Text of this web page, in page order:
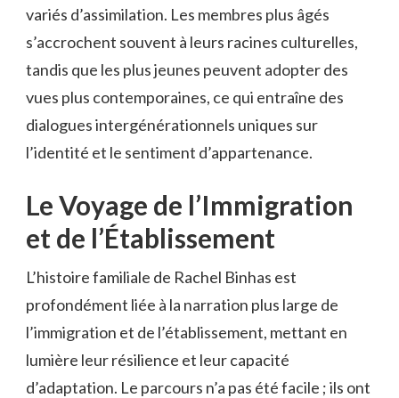
variés d’assimilation. Les membres plus âgés
s’accrochent souvent à leurs racines culturelles,
tandis que les plus jeunes peuvent adopter des
vues plus contemporaines, ce qui entraîne des
dialogues intergénérationnels uniques sur
l’identité et le sentiment d’appartenance.
Le Voyage de l’Immigration
et de l’Établissement
L’histoire familiale de Rachel Binhas est
profondément liée à la narration plus large de
l’immigration et de l’établissement, mettant en
lumière leur résilience et leur capacité
d’adaptation. Le parcours n’a pas été facile ; ils ont